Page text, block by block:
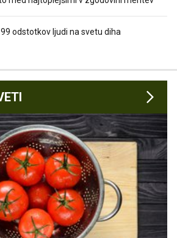
odstotkov ljudi na svetu diha